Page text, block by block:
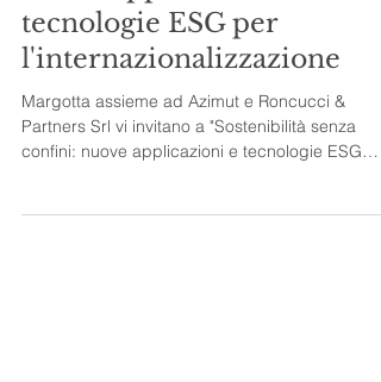
Sostenibilità senza confini:
nuove applicazioni e
tecnologie ESG per
l'internazionalizzazione
Partners Srl vi invitano a "Sostenibilità senza